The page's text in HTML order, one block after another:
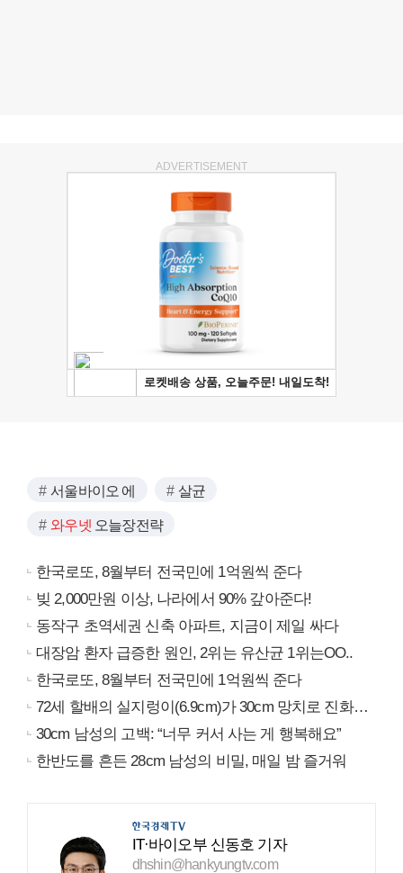
ADVERTISEMENT
서울바이오 에 살균
와우넷 오늘장전략
한국로또, 8월부터 전국민에 1억원씩 준다
빚 2,000만원 이상, 나라에서 90% 갚아준다!
동작구 초역세권 신축 아파트, 지금이 제일 싸다
대장암 환자 급증한 원인, 2위는 유산균 1위는OO..
한국로또, 8월부터 전국민에 1억원씩 준다
72세 할배의 실지렁이(6.9cm)가 30cm 망치로 진화…
30cm 남성의 고백: “너무 커서 사는 게 행복해요”
한반도를 흔든 28cm 남성의 비밀, 매일 밤 즐거워
IT·바이오부 신동호 기자
dhshin@hankyungtv.com